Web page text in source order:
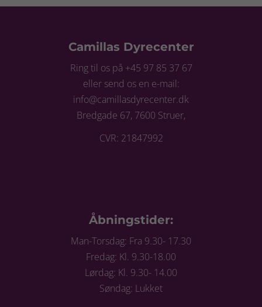
Camillas Dyrecenter
Ring til os på +45 97 85 37 67
eller send os en e-mail:
info@camillasdyrecenter.dk
Bredgade 67, 7600 Struer,
CVR: 21847992
Åbningstider:
Man-Torsdag: Fra 9.30- 17.30
Fredag: Kl. 9.30-18.00
Lørdag: Kl. 9.30- 14.00
Søndag: Lukket